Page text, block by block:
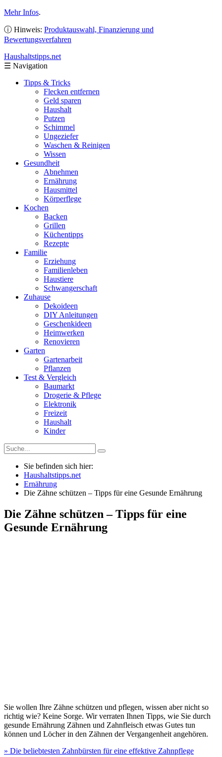
Mehr Infos.
ⓘ Hinweis: Produktauswahl, Finanzierung und
Bewertungsverfahren
Haushaltstipps.net
☰ Navigation
Tipps & Tricks
Flecken entfernen
Geld sparen
Haushalt
Putzen
Schimmel
Ungeziefer
Waschen & Reinigen
Wissen
Gesundheit
Abnehmen
Ernährung
Hausmittel
Körperflege
Kochen
Backen
Grillen
Küchentipps
Rezepte
Familie
Erziehung
Familienleben
Haustiere
Schwangerschaft
Zuhause
Dekoideen
DIY Anleitungen
Geschenkideen
Heimwerken
Renovieren
Garten
Gartenarbeit
Pflanzen
Test & Vergleich
Baumarkt
Drogerie & Pflege
Elektronik
Freizeit
Haushalt
Kinder
Sie befinden sich hier:
Haushaltstipps.net
Ernährung
Die Zähne schützen – Tipps für eine Gesunde Ernährung
Die Zähne schützen – Tipps für eine
Gesunde Ernährung
Sie wollen Ihre Zähne schützen und pflegen, wissen aber nicht so
richtig wie? Keine Sorge. Wir verraten Ihnen Tipps, wie Sie durch
gesunde Ernährung Zähnen und Zahnfleisch etwas Gutes tun
können und Löcher in den Zähnen der Vergangenheit angehören.
» Die beliebtesten Zahnbürsten für eine effektive Zahnpflege